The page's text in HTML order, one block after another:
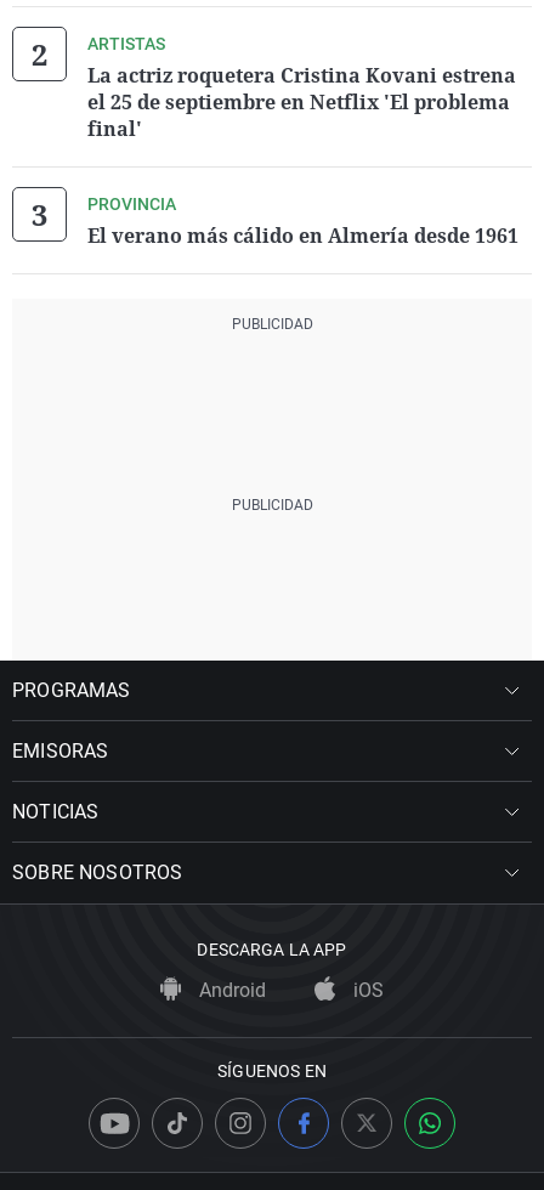
ARTISTAS
La actriz roquetera Cristina Kovani estrena
el 25 de septiembre en Netflix 'El problema
final'
PROVINCIA
El verano más cálido en Almería desde 1961
PROGRAMAS
EMISORAS
NOTICIAS
SOBRE NOSOTROS
DESCARGA LA APP
Android iOS
SÍGUENOS EN